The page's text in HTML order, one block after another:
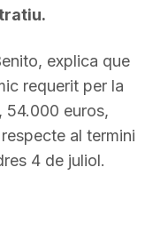
explica que
requerit per la
54.000 euros,
al termini
4 de juliol.